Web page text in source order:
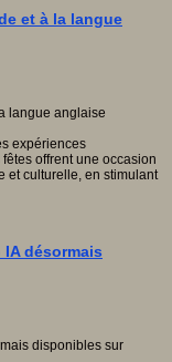
et à la langue
expériences
offrent une occasion
et culturelle, en stimulant
désormais